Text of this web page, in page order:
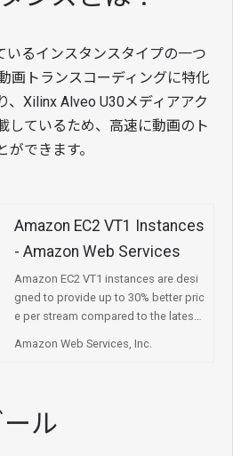
いるインスタンスタイプの一つ
画トランスコーディングに特化
、Xilinx Alveo U30メディアアク
しているため、高速に動画のト
できます。
Amazon EC2 VT1 Instances
- Amazon Web Services
Amazon EC2 VT1 instances are desi
gned to provide up to 30% better pric
e per stream compared to the latest
60% better price per stream compare
Amazon Web Services, Inc.
ル